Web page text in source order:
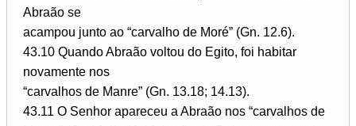
Abraão se
acampou junto ao “carvalho de Moré” (Gn. 12.6).
43.10 Quando Abraão voltou do Egito, foi habitar
novamente nos
“carvalhos de Manre” (Gn. 13.18; 14.13).
43.11 O Senhor apareceu a Abraão nos “carvalhos de